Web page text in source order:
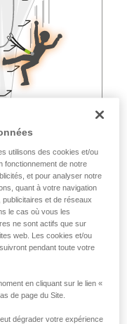
utilisons des cookies et/ou
fonctionnement de notre
et pour analyser notre
quant à votre navigation
et de réseaux
le cas où vous les
ne sont actifs que sur
web. Les cookies et/ou
pendant toute votre
en cliquant sur le lien «
de page du Site.
dégrader votre expérience